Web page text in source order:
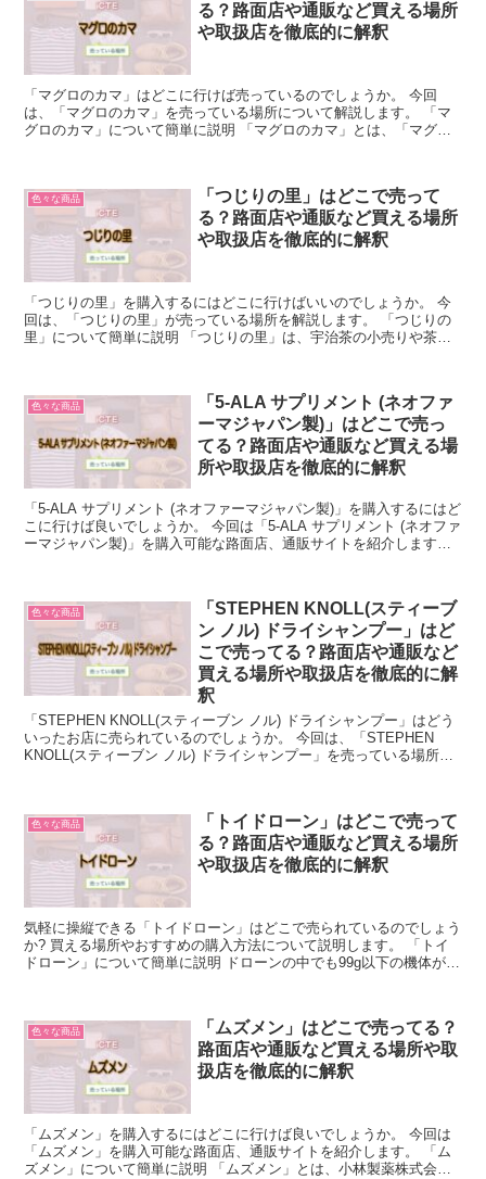
る？路面店や通販など買える場所
や取扱店を徹底的に解釈
「マグロのカマ」はどこに行けば売っているのでしょうか。 今回
は、「マグロのカマ」を売っている場所について解説します。 「マ
グロのカマ」について簡単に説明 「マグロのカマ」とは、「マグロ
色々な商品
「つじりの里」はどこで売って
る？路面店や通販など買える場所
や取扱店を徹底的に解釈
「つじりの里」を購入するにはどこに行けばいいのでしょうか。 今
回は、「つじりの里」が売っている場所を解説します。 「つじりの
里」について簡単に説明 「つじりの里」は、宇治茶の小売りや茶道
色々な商品
「5-ALA サプリメント (ネオファ
ーマジャパン製)」はどこで売っ
てる？路面店や通販など買える場
所や取扱店を徹底的に解釈
「5-ALA サプリメント (ネオファーマジャパン製)」を購入するにはど
こに行けば良いでしょうか。 今回は「5-ALA サプリメント (ネオファ
ーマジャパン製)」を購入可能な路面店、通販サイトを紹介します。
色々な商品
「STEPHEN KNOLL(スティーブ
ン ノル) ドライシャンプー」はど
こで売ってる？路面店や通販など
買える場所や取扱店を徹底的に解
釈
「STEPHEN KNOLL(スティーブン ノル) ドライシャンプー」はどう
いったお店に売られているのでしょうか。 今回は、「STEPHEN
KNOLL(スティーブン ノル) ドライシャンプー」を売っている場所に
色々な商品
「トイドローン」はどこで売って
る？路面店や通販など買える場所
や取扱店を徹底的に解釈
気軽に操縦できる「トイドローン」はどこで売られているのでしょう
か? 買える場所やおすすめの購入方法について説明します。 「トイ
ドローン」について簡単に説明 ドローンの中でも99g以下の機体が
色々な商品
「ムズメン」はどこで売ってる？
路面店や通販など買える場所や取
扱店を徹底的に解釈
「ムズメン」を購入するにはどこに行けば良いでしょうか。 今回は
「ムズメン」を購入可能な路面店、通販サイトを紹介します。 「ム
ズメン」について簡単に説明 「ムズメン」とは、小林製薬株式会社